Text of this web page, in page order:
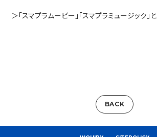
＞「スマプラムービー」「スマプラミュージック」
BACK